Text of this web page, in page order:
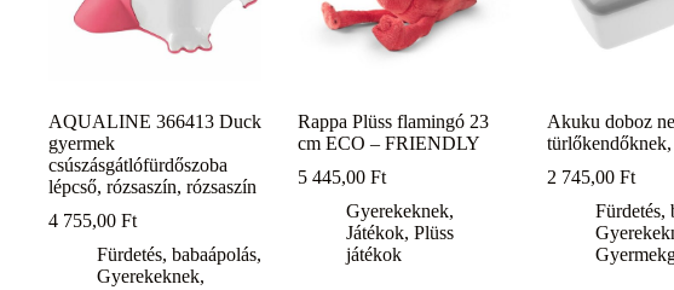
AQUALINE 366413 Duck
gyermek
csúszásgátlófürdőszoba
lépcső, rózsaszín, rózsaszín
4 755,00 Ft
Fürdetés, babaápolás,
Gyerekeknek,
Rappa Plüss flamingó 23
cm ECO – FRIENDLY
5 445,00Ft
Gyerekeknek,
Játékok,Plüss
játékok
Akuku doboz
2 745,00Ft
Fürdetés,